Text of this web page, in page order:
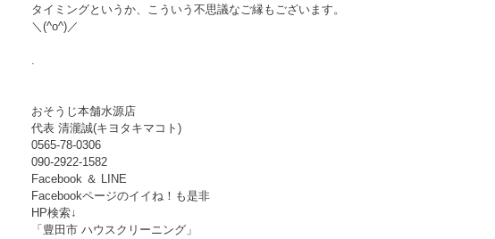
タイミングというか、こういう不思議なご縁もございます。
＼(^o^)／
.
おそうじ本舗水源店
代表 清瀧誠(キヨタキマコト)
0565-78-0306
090-2922-1582
Facebook ＆ LINE
Facebookページのイイね！も是非
HP検索↓
「豊田市 ハウスクリーニング」